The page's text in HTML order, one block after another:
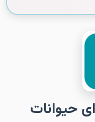
حیوانات